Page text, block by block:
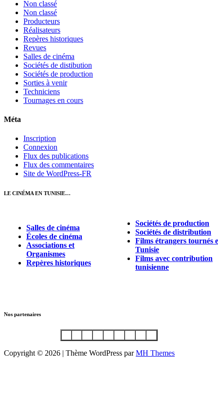
Non classé
Non classé
Producteurs
Réalisateurs
Repères historiques
Revues
Salles de cinéma
Sociétés de distibution
Sociétés de production
Sorties à venir
Techniciens
Tournages en cours
Méta
Inscription
Connexion
Flux des publications
Flux des commentaires
Site de WordPress-FR
LE CINÉMA EN TUNISIE…
Salles de cinéma
Écoles de cinéma
Associations et
Organismes
Repères historiques
Sociétés de production
Sociétés de distribution
Films étrangers tournés
Tunisie
Films avec contribution
tunisienne
Nos partenaires
Copyright © 2026 | Thème WordPress parMH Themes